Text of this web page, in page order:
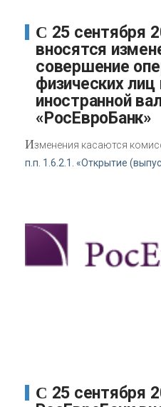
С 25 сентября 2017 года
вносятся
совершение
физических лиц
иностранной
«РосЕвроБанк»
Изменения касаются
п.п. 1.6.2.1. «Открытие
С 25 сентября 2017 года